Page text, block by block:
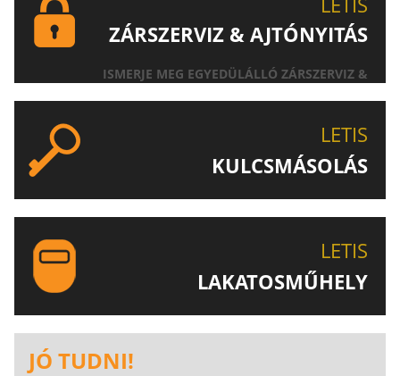
ZÁRSZERVIZ & AJTÓNYITÁS
ISMERJE MEG EGYEDÜLÁLLÓ ZÁRSZERVIZ &
LETIS
KULCSMÁSOLÁS
LETIS
LAKATOSMŰHELY
JÓ TUDNI!